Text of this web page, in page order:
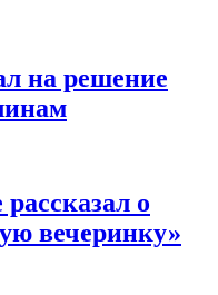
на решение
о
вечеринку»